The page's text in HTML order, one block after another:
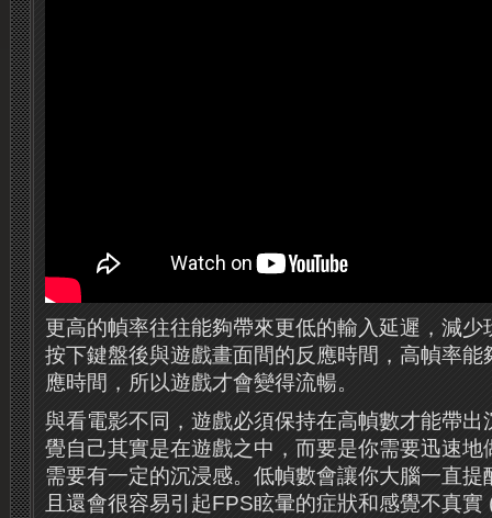
更高的幀率往往能夠帶來更低的輸入延遲，減
按下鍵盤後與遊戲畫面間的反應時間，高幀率能
應時間，所以遊戲才會變得流暢。
與看電影不同，遊戲必須保持在高幀數才能帶出
覺自己其實是在遊戲之中，而要是你需要迅速地
需要有一定的沉浸感。低幀數會讓你大腦一直
且還會很容易引起FPS眩暈的症狀和感覺不真